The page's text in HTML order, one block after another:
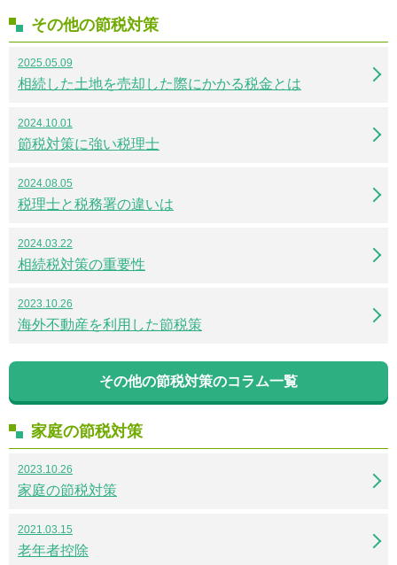
その他の節税対策
2025.05.09
相続した土地を売却した際にかかる税金とは
2024.10.01
節税対策に強い税理士
2024.08.05
税理士と税務署の違いは
2024.03.22
相続税対策の重要性
2023.10.26
海外不動産を利用した節税策
その他の節税対策のコラム一覧
家庭の節税対策
2023.10.26
家庭の節税対策
2021.03.15
老年者控除